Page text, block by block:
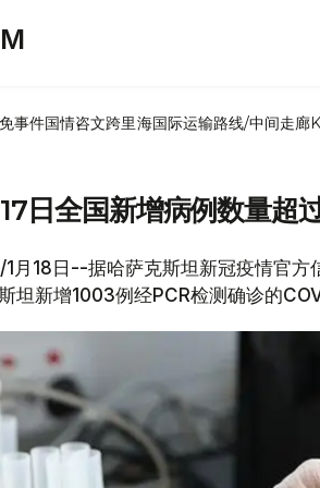
事件国情咨文跨里海国际运输路线/中间走廊
日全国新增病例数量超
1月18日--据哈萨克斯坦新冠疫情官
坦新增1003例经PCR检测确诊的